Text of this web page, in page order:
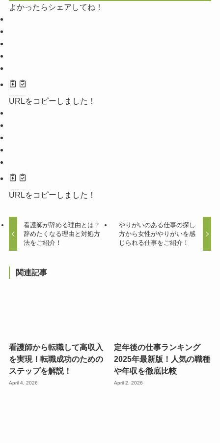
よかったらシェアしてね！
URLをコピーしました！
URLをコピーしました！
看護師が辞める理由とは？
辞めたくなる理由と対処方
法をご紹介！
やりがいのある仕事の探し
方から女性がやりがいを感
じられる仕事をご紹介！
関連記事
看護師から転職して高収入
を実現！転職成功のための
ステップを解説！
April 4, 2026
定年後の仕事ランキング
2025年最新版！人気の職種
や年収を徹底比較
April 2, 2026